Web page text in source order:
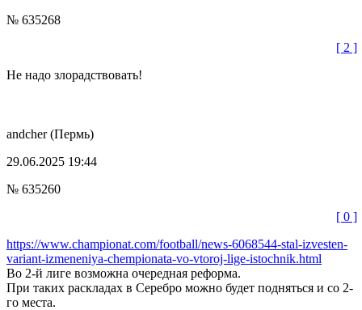
№ 635268
[ 2 ]
Не надо злорадствовать!
andcher(Пермь)
29.06.2025 19:44
№ 635260
[ 0 ]
https://www.championat.com/football/news-6068544-stal-izvesten-
variant-izmeneniya-chempionata-vo-vtoroj-lige-istochnik.html
Во 2-й лиге возможна очередная реформа.
При таких раскладах в Серебро можно будет подняться и со 2-
го места.